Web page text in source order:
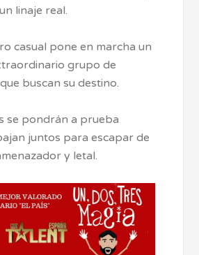
linaje real.
casual pone en marcha un
grupo de
buscan su destino.
se pondrán a prueba
juntos para escapar de
y letal.